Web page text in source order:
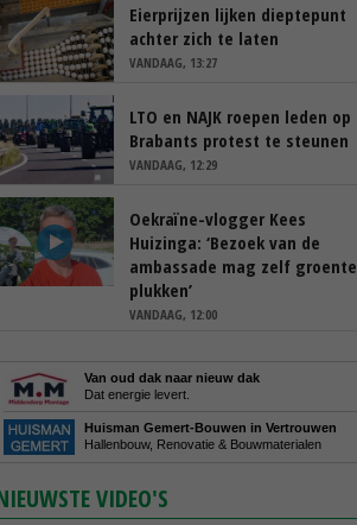
Eierprijzen lijken dieptepunt
achter zich te laten
VANDAAG, 13:27
LTO en NAJK roepen leden op
Brabants protest te steunen
VANDAAG, 12:29
Oekraïne-vlogger Kees
Huizinga: ‘Bezoek van de
ambassade mag zelf groente
plukken’
VANDAAG, 12:00
Van oud dak naar nieuw dak
Dat energie levert.
Huisman Gemert-Bouwen in Vertrouwen
Hallenbouw, Renovatie & Bouwmaterialen
VIDEO'S